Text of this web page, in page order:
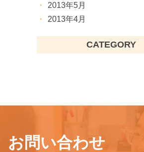
2013年5月
2013年4月
CATEGORY
お問い合わせ